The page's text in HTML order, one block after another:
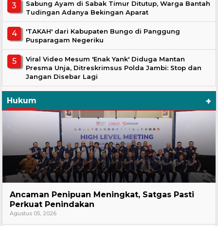
Sabung Ayam di Sabak Timur Ditutup, Warga Bantah
Tudingan Adanya Bekingan Aparat
'TAKAH' dari Kabupaten Bungo di Panggung
Pusparagam Negeriku
Viral Video Mesum 'Enak Yank' Diduga Mantan
Presma Unja, Ditreskrimsus Polda Jambi: Stop dan
Jangan Disebar Lagi
Hukum +
Ancaman Penipuan Meningkat, Satgas Pasti
Perkuat Penindakan
Agustus 05, 2026